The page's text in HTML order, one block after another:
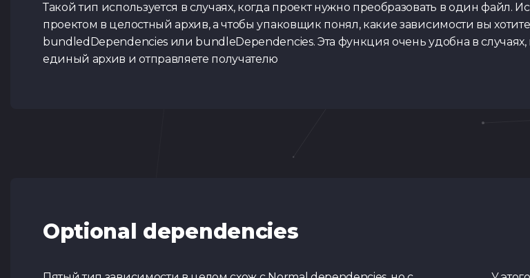
Такой тип используется в случаях, когда проект нужно преобразовать в один файл.
проектом в целостный архив, а чтобы упаковщик понял, какие зависимости вы
bundledDependencies или bundleDependencies. Эта функция очень удобна в
единый архив и отправляете получателю
Optional dependencies